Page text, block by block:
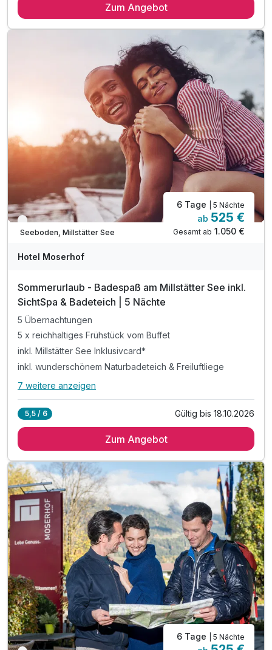
4 x reichhaltiges Frühstück vom Buffet
1x -10% auf Speisen im Restaurant mo.wi
Kostenloses Upgrade (nach Verfügbarkeit) *
inkl. wunderschönem Naturbadeteich & Freiluftliege
inkl. Entspannen im Wellnessbereich des Hotels**
inkl. Heublumen-Sanarium, Zirben-Sauna & Terrasse
inkl. Kamillen-Soledampfbad & Infrarotkabine
inkl. Relax-Zentrum mit Hallenbad & Fitnessraum
inkl. Parkplatz direkt vor dem Hotel
Zum Angebot
Nur noch bis Oktober
Seeboden, Millstätter See
6 Tage | 5 Nächte
ab 525 €
Gesamt ab 1.050 €
Hotel Moserhof
Sommerurlaub - Badespaß am Millstätter See inkl.
SichtSpa & Badeteich | 5 Nächte
5 Übernachtungen
5 x reichhaltiges Frühstück vom Buffet
inkl. Millstätter See Inklusivcard*
inkl. wunderschönem Naturbadeteich & Freiluftliege
Alle Inklusivleistungen
5 x reichhaltiges Frühstück vom Buffet
inkl. wunderschönem Naturbadeteich & Freiluftliege
inkl. Entspannen im Wellnessbereich des Hotels**
inkl. Heublumen-Sanarium, Zirben-Sauna & Terrasse
inkl. Kamillen-Soledampfbad & Infrarotkabine
inkl. Relax-Zentrum mit Hallenbad & Fitnessraum
inkl. Badetasche mit Bademantel &-tücher
inkl. täglich freiem Eintritt im Strandbad***
inkl. Parkplatz direkt vor dem Hotel
7 weitere anzeigen
5,5 / 6 Gültig bis 18.10.2026
Zum Angebot
6 Tage | 5 Nächte